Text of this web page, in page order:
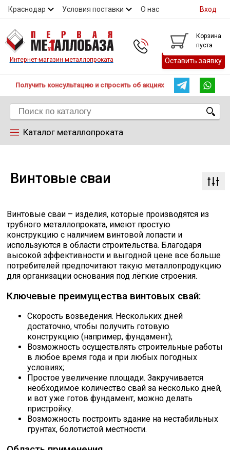
Краснодар Условия поставки О нас
Контакты
Контакты
Вход
Интернет-магазин металлопроката
Корзина
пуста
Оставить заявку
Получить консультацию и спросить об акциях
Каталог металлопроката
Лист
Уголок
Балка
Швеллер
Квадрат
Труба профильная
Катанка
Полоса
Винтовые сваи
Сбросить настройки фильтра
Ок
Винтовые сваи – изделия, которые производятся из
трубного металлопроката, имеют простую
конструкцию с наличием винтовой лопасти и
используются в области строительства. Благодаря
высокой эффективности и выгодной цене все больше
потребителей предпочитают такую металлопродукцию
для организации основания под лёгкие строения.
Ключевые преимущества винтовых свай:
Скорость возведения. Нескольких дней
достаточно, чтобы получить готовую
конструкцию (например, фундамент);
Возможность осуществлять строительные работы
в любое время года и при любых погодных
условиях;
Простое увеличение площади. Закручивается
необходимое количество свай за несколько дней,
и вот уже готов фундамент, можно делать
пристройку.
Возможность построить здание на нестабильных
грунтах, болотистой местности.